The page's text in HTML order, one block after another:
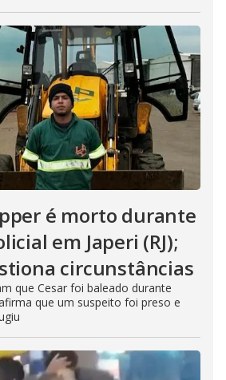
é morto durante
em Japeri (RJ);
circunstâncias
que Cesar foi baleado durante
que um suspeito foi preso e